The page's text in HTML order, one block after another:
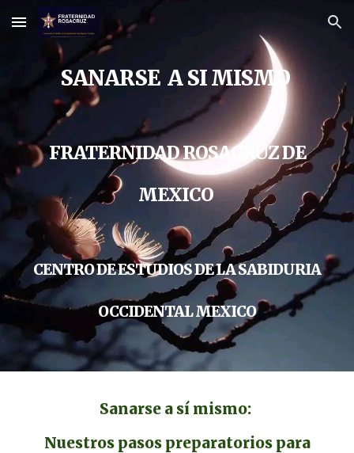
Skip to main content Skip to navigation
SANARSE A SI MISMO
FRATERNIDAD ROSACRUZ DE
MEXICO
CENTRO DE ESTUDIOS DE LA SABIDURIA
OCCIDENTAL MEXICO
Sanarse a sí mismo:
Nuestros pasos preparatorios para